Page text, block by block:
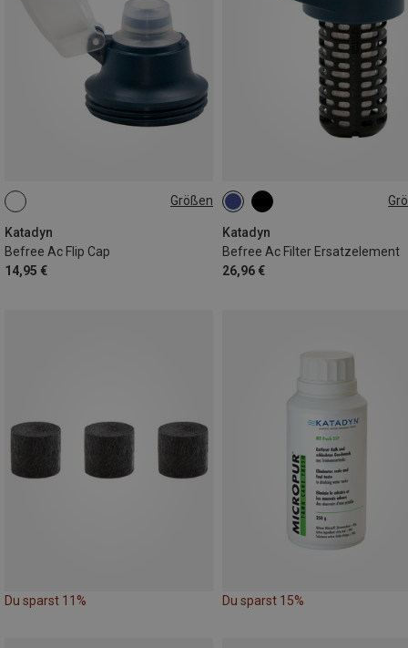
Größen
Katadyn
Befree Ac Flip Cap
14,95 €
ONE SIZE
Katadyn
Befree Ac Filter Ersatzelement
26,96 €
ONE SIZE
Du sparst 11% Du sparst 15%